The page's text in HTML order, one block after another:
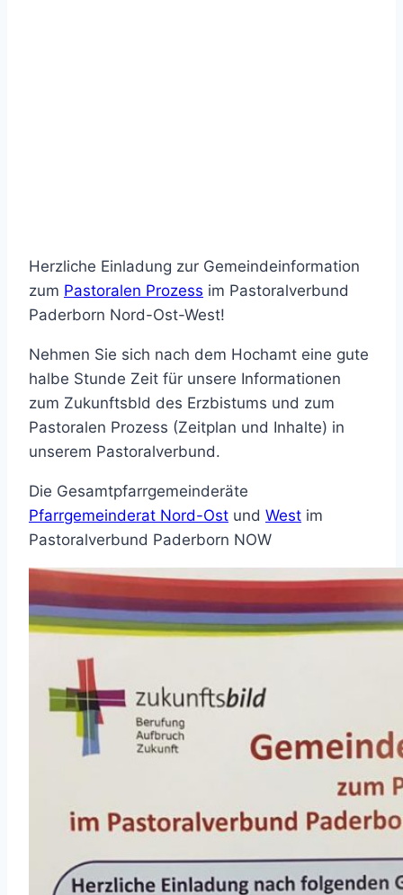
Herzliche Einladung zur Gemeindeinformation
zum Pastoralen Prozess im Pastoralverbund
Paderborn Nord-Ost-West!
Nehmen Sie sich nach dem Hochamt eine gute
halbe Stunde Zeit für unsere Informationen
zum Zukunftsbld des Erzbistums und zum
Pastoralen Prozess (Zeitplan und Inhalte) in
unserem Pastoralverbund.
Die Gesamtpfarrgemeinderäte
Pfarrgemeinderat Nord-Ost und West im
Pastoralverbund Paderborn NOW